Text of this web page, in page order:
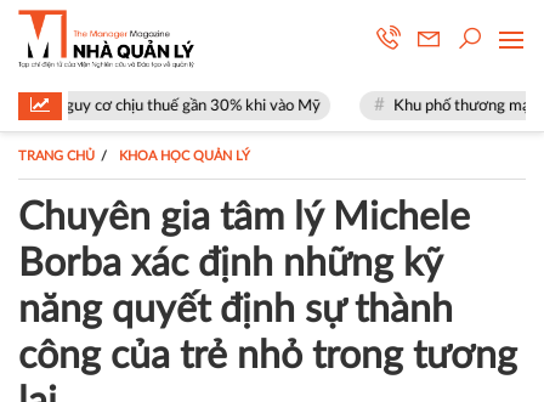
chịu thuế gần 30% khi vào Mỹ Khu phố thương mại SOHO tại The
TRANG CHỦ KHOA HỌC QUẢN LÝ
Chuyên gia tâm lý Michele
Borba xác định những kỹ
năng quyết định sự thành
công của trẻ nhỏ trong tương